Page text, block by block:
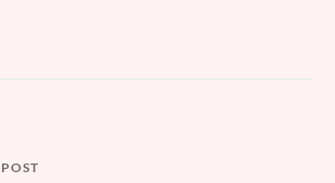
POST